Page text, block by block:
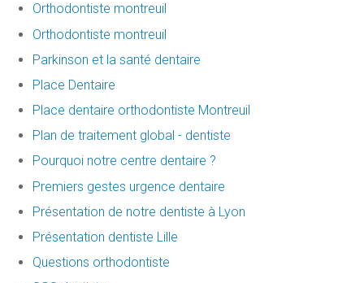
Orthodontiste montreuil
Orthodontiste montreuil
Parkinson et la santé dentaire
Place Dentaire
Place dentaire orthodontiste Montreuil
Plan de traitement global - dentiste
Pourquoi notre centre dentaire ?
Premiers gestes urgence dentaire
Présentation de notre dentiste à Lyon
Présentation dentiste Lille
Questions orthodontiste